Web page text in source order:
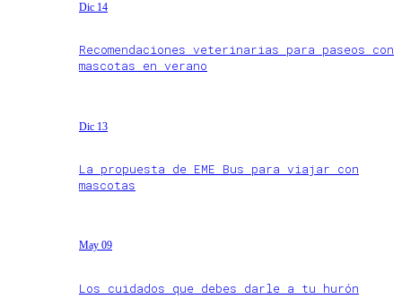
Dic 14
Recomendaciones veterinarias para paseos con
mascotas en verano
Dic 13
La propuesta de EME Bus para viajar con
mascotas
May 09
Los cuidados que debes darle a tu hurón